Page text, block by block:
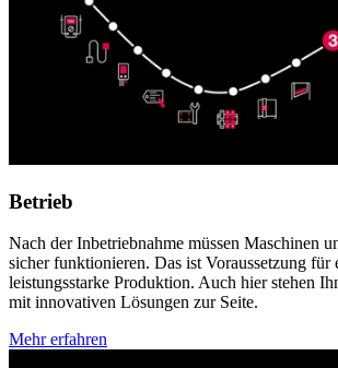
Betrieb
Nach der Inbetriebnahme müssen Maschinen
sicher funktionieren. Das ist Voraussetzung für
leistungsstarke Produktion. Auch hier stehen
mit innovativen Lösungen zur Seite.
Mehr erfahren